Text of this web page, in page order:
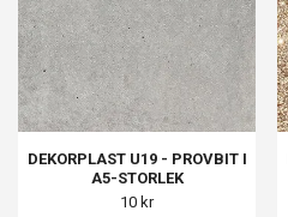
DEKORPLAST U19 - PROVBIT I
A5-STORLEK
10 kr